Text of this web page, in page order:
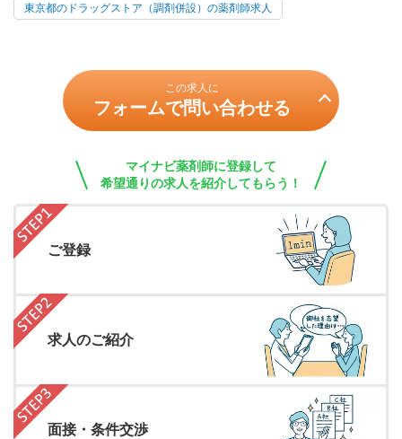
東京都のドラッグストア（調剤併設）の薬剤師求人
この求人に
フォームで問い合わせる
マイナビ薬剤師に登録して
希望通りの求人を紹介してもらう！
ご登録
求人のご紹介
面接・条件交渉